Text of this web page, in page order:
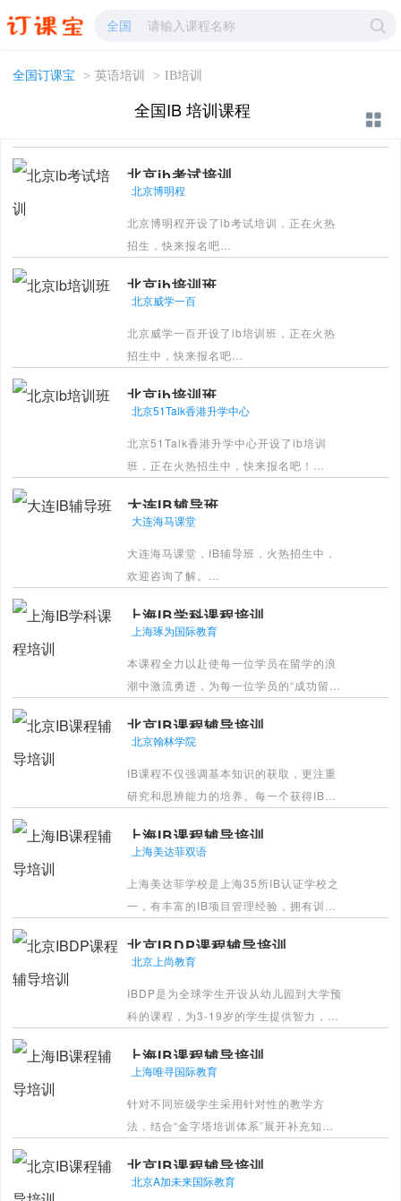
IB培训-IB学校哪家好?-订课宝
全国
全国订课宝 > 英语培训 > IB培训
全国IB 培训课程
北京ib考试培训
北京博明程
北京博明程开设了ib考试培训，正在火热
招生，快来报名吧
北京ib培训班
北京威学一百
北京威学一百开设了ib培训班，正在火热
招生中，快来报名吧
北京ib培训班
北京51Talk香港升学中心
北京51Talk香港升学中心开设了ib培训
班，正在火热招生中，快来报名吧！
大连IB辅导班
大连海马课堂
大连海马课堂，IB辅导班，火热招生中，
欢迎咨询了解。
上海IB学科课程培训
上海琢为国际教育
本课程全力以赴使每一位学员在留学的浪
潮中激流勇进，为每一位学员的“成功留
[详情]
北京IB课程辅导培训
北京翰林学院
IB课程不仅强调基本知识的获取，更注重
研究和思辨能力的培养。每一个获得IB证
力。
[详情]
上海IB课程辅导培训
上海美达菲双语
上海美达菲学校是上海35所IB认证学校之
一，有丰富的IB项目管理经验，拥有训练
那些喜欢接受广泛课程、具有批判性思
维、写作能力、自学精神和自驱力的学
生。IB课程同样要求学生们致力于社区服
务。
北京IBDP课程辅导培训
北京上尚教育
IBDP是为全球学生开设从幼儿园到大学预
科的课程，为3-19岁的学生提供智力，情
使其获得学习，工作以及生存于世的各项
能力。
[详情]
上海IB课程辅导培训
上海唯寻国际教育
针对不同班级学生采用针对性的教学方
法，结合“金字塔培训体系”展开补充知识,
学。
[详情]
北京IB课程辅导培训
北京A加未来国际教育